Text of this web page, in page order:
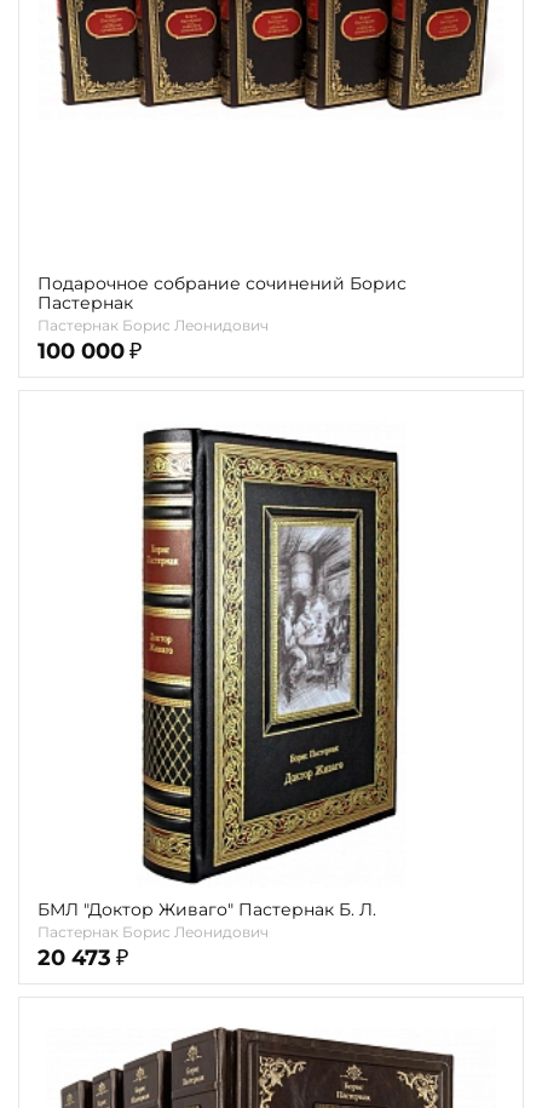
Материал
Язык
Тиснение
Цвет
Пол и возраст
Подарочное собрание сочинений Борис
Пастернак
Пастернак Борис Леонидович
100 000 ₽
БМЛ "Доктор Живаго" Пастернак Б. Л.
Пастернак Борис Леонидович
20 473 ₽